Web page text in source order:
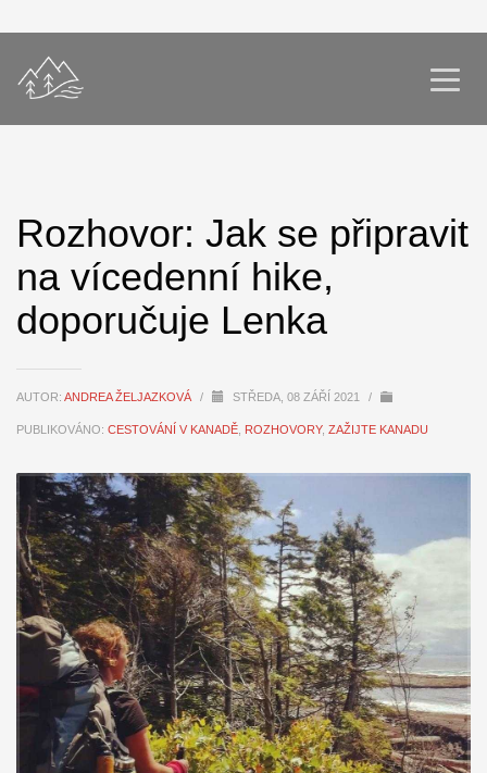
Rozhovor: Jak se připravit
na vícedenní hike,
doporučuje Lenka
AUTOR: ANDREA ŽELJAZKOVÁ / STŘEDA, 08 ZÁŘÍ 2021 /
PUBLIKOVÁNO: CESTOVÁNÍ V KANADĚ ROZHOVORY, ZAŽIJTE KANADU